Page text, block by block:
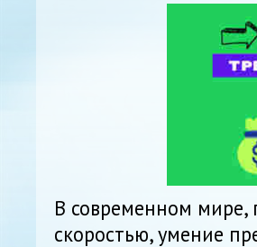
В современном мире,
скоростью, умение